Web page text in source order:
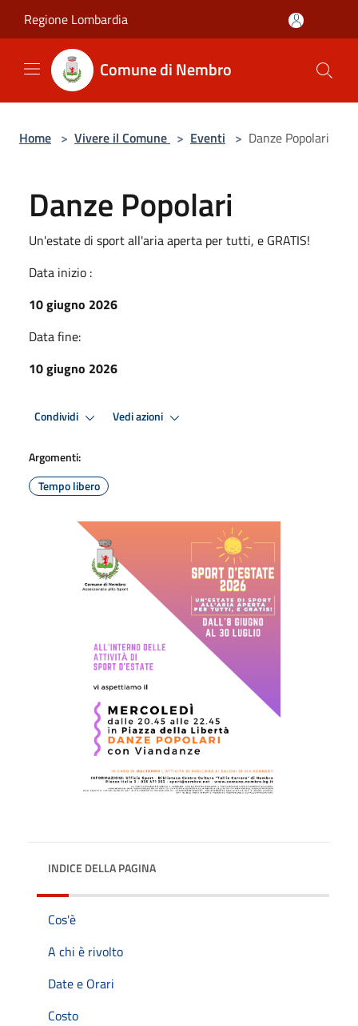
Regione Lombardia
Comune di Nembro
Home > Vivere il Comune > Eventi > Danze Popolari
Danze Popolari
Un'estate di sport all'aria aperta per tutti, e GRATIS!
Data inizio :
10 giugno 2026
Data fine:
10 giugno 2026
Condividi Vedi azioni
Argomenti:
Tempo libero
INDICE DELLA PAGINA
Cos'è
A chi è rivolto
Date e Orari
Costo